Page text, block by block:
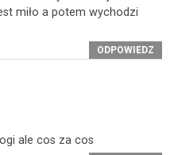
miło a potem wychodzi
ODPOWIEDZ
ale cos za cos